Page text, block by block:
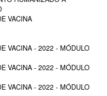
VACINA
VACINA - 2022 - MÓDULO
VACINA - 2022 - MÓDULO
VACINA - 2022 - MÓDULO